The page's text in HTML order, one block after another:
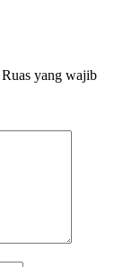
Ruas yang wajib